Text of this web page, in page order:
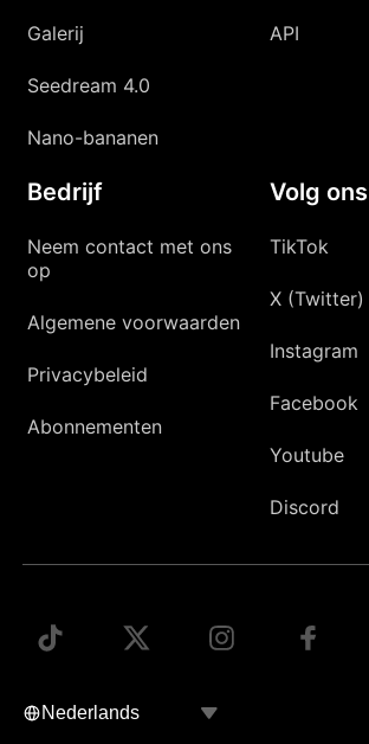
Galerij
Seedream 4.0
Nano-bananen
API
Bedrijf
Neem contact met ons
op
Algemene voorwaarden
Privacybeleid
Abonnementen
Volg ons
TikTok
X (Twitter)
Instagram
Facebook
Youtube
Discord